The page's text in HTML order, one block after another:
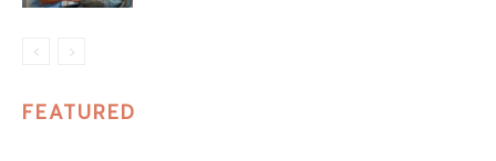
FEATURED